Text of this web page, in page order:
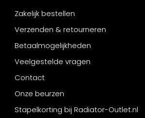
Zakelijk bestellen
Verzenden & retourneren
Betaalmogelijkheden
Veelgestelde vragen
Contact
Onze beurzen
Stapelkorting bij Radiator-Outlet.nl